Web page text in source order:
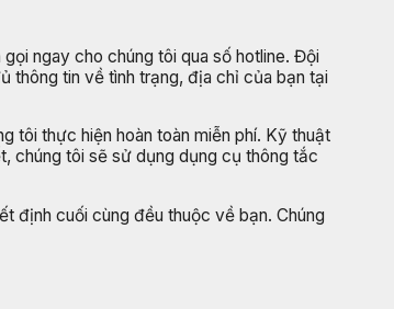
ngay cho chúng tôi qua số hotline. Đội
thông tin về tình trạng, địa chỉ của bạn tại
tôi thực hiện hoàn toàn miễn phí. Kỹ thuật
chúng tôi sẽ sử dụng dụng cụ thông tắc
định cuối cùng đều thuộc về bạn. Chúng